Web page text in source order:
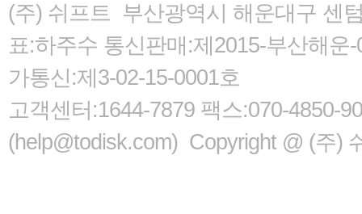
(주) 쉬프트 부산광역시 해운대구 센
표:하주수 통신판매:제2015-부산해
가통신:제3-02-15-0001호
고객센터:1644-7879 팩스:070-4850-
(help@todisk.com) Copyright @ (주)